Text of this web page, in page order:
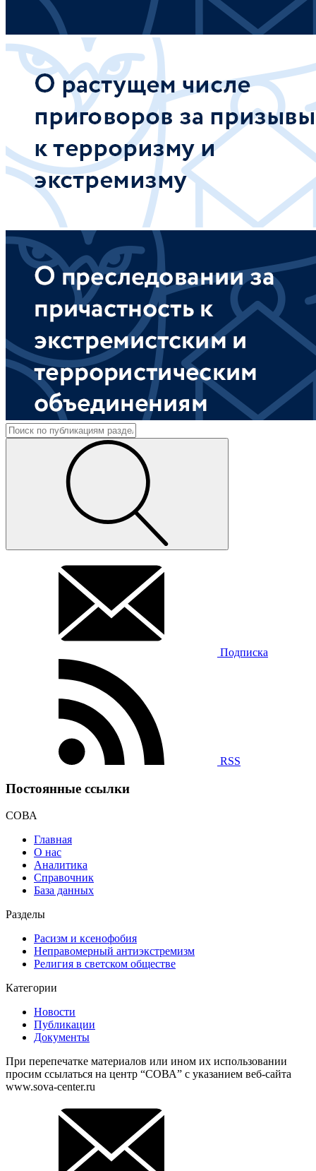
Подписка
RSS
Постоянные ссылки
СОВА
Главная
О нас
Аналитика
Справочник
База данных
Разделы
Расизм и ксенофобия
Неправомерный антиэкстремизм
Религия в светском обществе
Категории
Новости
Публикации
Документы
При перепечатке материалов или ином их использовании
просим ссылаться на центр “СОВА” с указанием веб-сайта
www.sova-center.ru